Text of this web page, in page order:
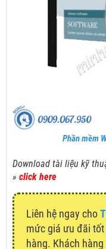
Phần mềm
Download tài liệu kỹ
» click here
Liên hệ ngay cho
mức giá ưu đãi
hàng. Khách